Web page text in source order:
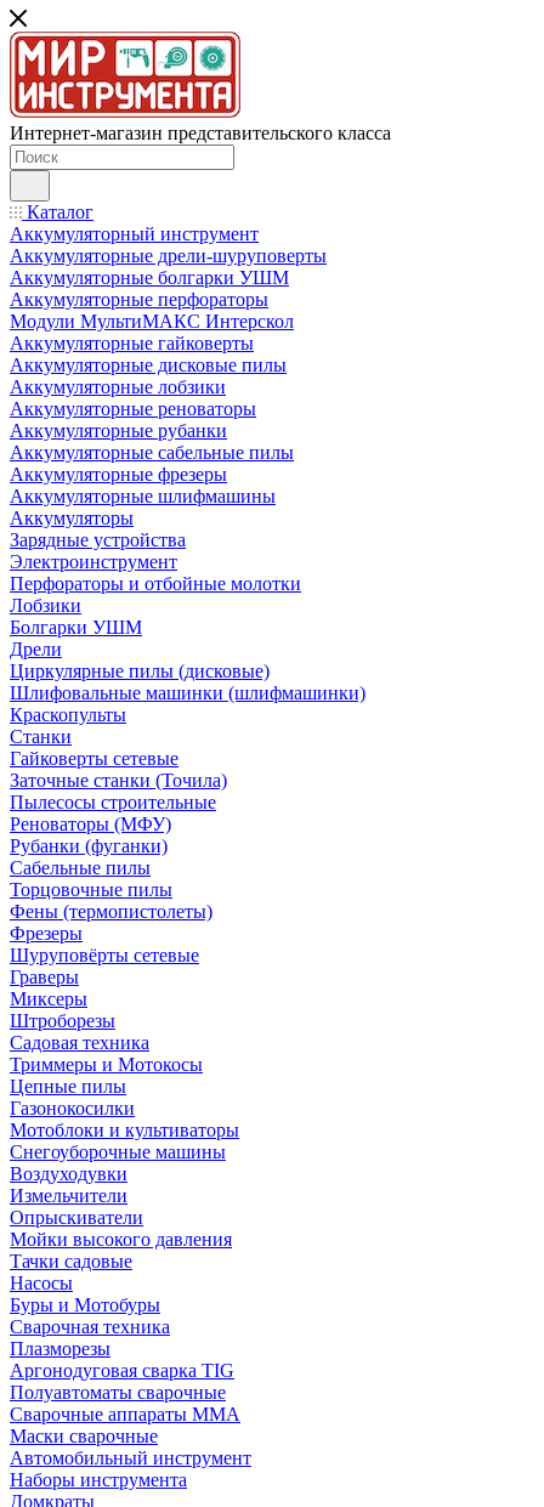
Интернет-магазин представительского класса
Каталог
Аккумуляторный инструмент
Аккумуляторные дрели-шуруповерты
Аккумуляторные болгарки УШМ
Аккумуляторные перфораторы
Модули МультиМАКС Интерскол
Аккумуляторные гайковерты
Аккумуляторные дисковые пилы
Аккумуляторные лобзики
Аккумуляторные реноваторы
Аккумуляторные рубанки
Аккумуляторные сабельные пилы
Аккумуляторные фрезеры
Аккумуляторные шлифмашины
Аккумуляторы
Зарядные устройства
Электроинструмент
Перфораторы и отбойные молотки
Лобзики
Болгарки УШМ
Дрели
Циркулярные пилы (дисковые)
Шлифовальные машинки (шлифмашинки)
Краскопульты
Станки
Гайковерты сетевые
Заточные станки (Точила)
Пылесосы строительные
Реноваторы (МФУ)
Рубанки (фуганки)
Сабельные пилы
Торцовочные пилы
Фены (термопистолеты)
Фрезеры
Шуруповёрты сетевые
Граверы
Миксеры
Штроборезы
Садовая техника
Триммеры и Мотокосы
Цепные пилы
Газонокосилки
Мотоблоки и культиваторы
Снегоуборочные машины
Воздуходувки
Измельчители
Опрыскиватели
Мойки высокого давления
Тачки садовые
Насосы
Буры и Мотобуры
Сварочная техника
Плазморезы
Аргонодуговая сварка TIG
Полуавтоматы сварочные
Сварочные аппараты ММА
Маски сварочные
Автомобильный инструмент
Наборы инструмента
Домкраты